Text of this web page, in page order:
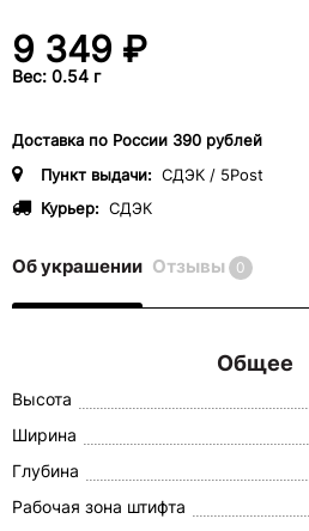
9 349 ₽
Вес: 0.54 г
Доставка по России 390 рублей
Пункт выдачи: СДЭК / 5Post
Курьер: СДЭК
Об украшении Отзывы 0
Общее
Высота
Ширина
Глубина
Рабочая зона штифта